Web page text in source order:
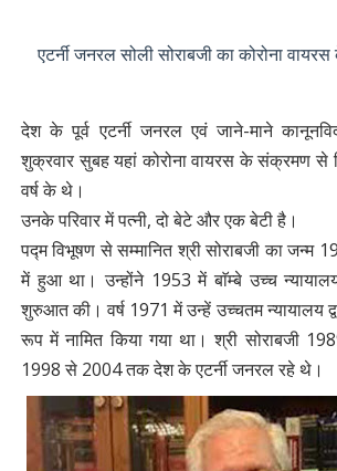
एटर्नी जनरल सोली सोराबजी का कोरोना
देश के पूर्व एटर्नी जनरल एवं जाने-माने
शुक्रवार सुबह यहां कोरोना वायरस के संक्रमण से
वर्ष के थे।
उनके परिवार में पत्नी, दो बेटे और एक बेटी है।
पद्म विभूषण से सम्मानित श्री सोराबजी का जन्म
में हुआ था। उन्होंने 1953 में बाॅम्बे उच्च
शुरुआत की। वर्ष 1971 में उन्हें उच्चतम न्यायालय
रूप में नामित किया गया था। श्री सोराबजी
1998 से 2004 तक देश के एटर्नी जनरल रहे थे।